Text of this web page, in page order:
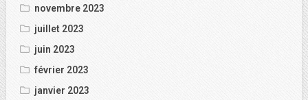
novembre 2023
juillet 2023
juin 2023
février 2023
janvier 2023